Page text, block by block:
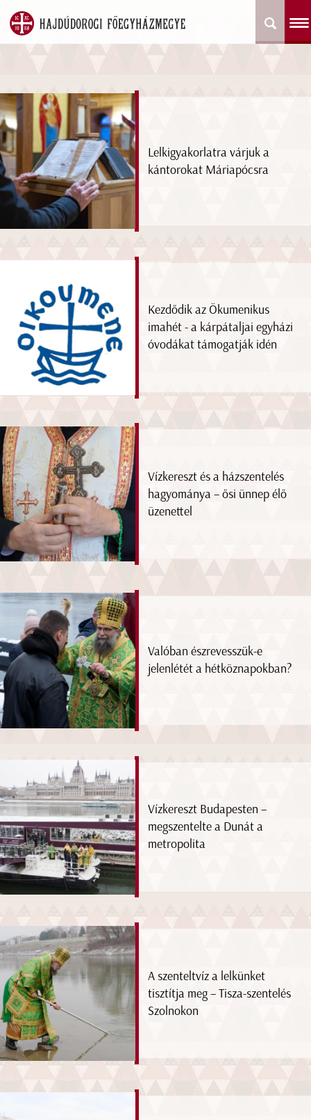
Lelkigyakorlatra várjuk a
kántorokat Máriapócsra
Kezdődik az Ökumenikus
imahét - a kárpátaljai egyházi
óvodákat támogatják idén
Vízkereszt és a házszentelés
hagyománya – ősi ünnep élő
üzenettel
Valóban észrevesszük-e
jelenlétét a hétköznapokban?
Vízkereszt Budapesten –
megszentelte a Dunát a
metropolita
A szenteltvíz a lelkünket
tisztítja meg – Tisza-szentelés
Szolnokon